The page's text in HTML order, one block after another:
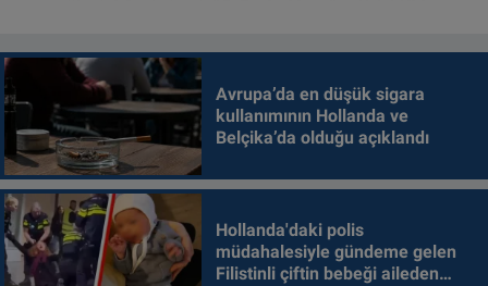
Avrupa’da en düşük sigara
kullanımının Hollanda ve
Belçika’da olduğu açıklandı
Hollanda'daki polis
müdahalesiyle gündeme gelen
Filistinli çiftin bebeği aileden